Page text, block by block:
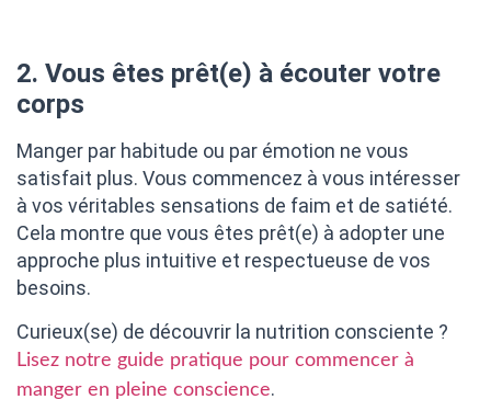
2. Vous êtes prêt(e) à écouter votre
corps
Manger par habitude ou par émotion ne vous
satisfait plus. Vous commencez à vous intéresser
à vos véritables sensations de faim et de satiété.
Cela montre que vous êtes prêt(e) à adopter une
approche plus intuitive et respectueuse de vos
besoins.
Curieux(se) de découvrir la nutrition consciente ?
Lisez notre guide pratique pour commencer à
manger en pleine conscience.